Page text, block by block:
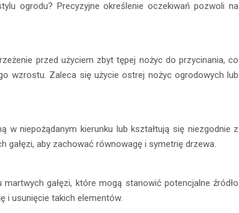
ogrodu? Precyzyjne określenie oczekiwań pozwoli na
przed użyciem zbyt tępej nożyc do przycinania, co
wzrostu. Zaleca się użycie ostrej nożyc ogrodowych lub
w niepożądanym kierunku lub kształtują się niezgodnie z
gałęzi, aby zachować równowagę i symetrię drzewa.
gałęzi, które mogą stanowić potencjalne źródło
i usunięcie takich elementów.